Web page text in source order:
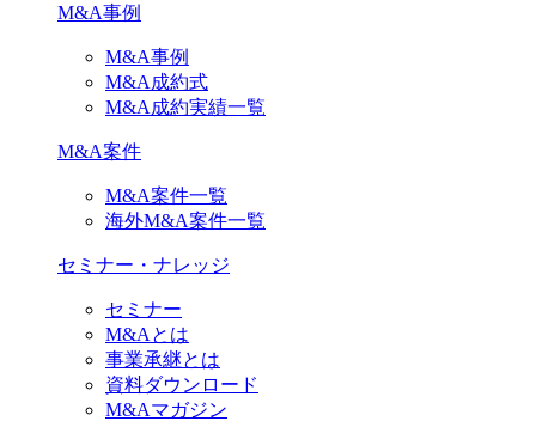
M&A事例
M&A事例
M&A成約式
M&A成約実績一覧
M&A案件
M&A案件一覧
海外M&A案件一覧
セミナー・ナレッジ
セミナー
M&Aとは
事業承継とは
資料ダウンロード
M&Aマガジン